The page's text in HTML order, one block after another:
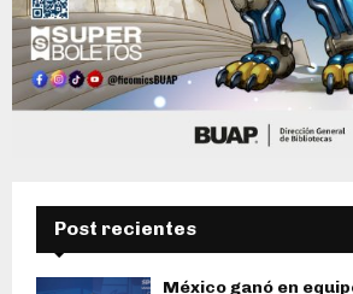
Post recientes
México ganó en